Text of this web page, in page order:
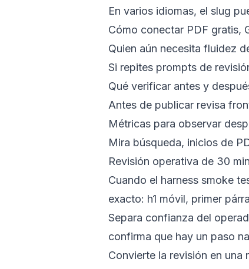
En varios idiomas, el slug
Cómo conectar PDF gratis,
Quien aún necesita fluidez
Si repites prompts de
Qué verificar antes y
Antes de publicar revisa
Métricas para observar
Mira búsqueda, inicios de
Revisión operativa de 30
Cuando el harness smoke
exacto: h1 móvil, primer
Separa confianza del
confirma que hay un paso
Convierte la revisión en